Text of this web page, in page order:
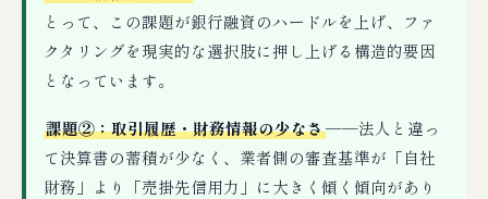
とって、この課題が銀行融資のハードルを上げ、ファ
クタリングを現実的な選択肢に押し上げる構造的要因
となっています。
課題②：取引履歴・財務情報の少なさ──法人と違っ
て決算書の蓄積が少なく、業者側の審査基準が「自社
財務」より「売掛先信用力」に大きく傾く傾向があり